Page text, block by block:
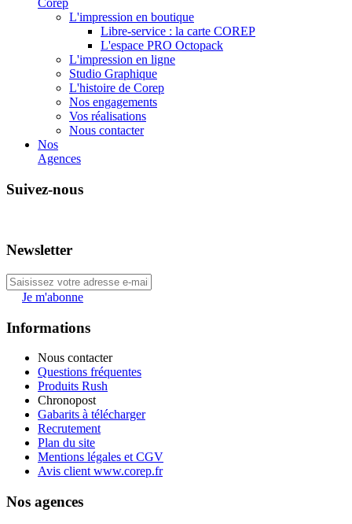
Corep
L'impression en boutique
Libre-service : la carte COREP
L'espace PRO Octopack
L'impression en ligne
Studio Graphique
L'histoire de Corep
Nos engagements
Vos réalisations
Nous contacter
Nos
Agences
Suivez-nous
Newsletter
Je m'abonne
Informations
Nous contacter
Questions fréquentes
Produits Rush
Chronopost
Gabarits à télécharger
Recrutement
Plan du site
Mentions légales et CGV
Avis client www.corep.fr
Nos agences